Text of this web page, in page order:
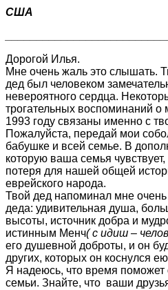
США
Дорогой Илья.
Мне очень жаль это слышать.
дед был человеком
невероятного сердца.
трогательных воспоминаний о
1993 году связаны именно с
Пожалуйста, передай мои
бабушке и всей семье. В
которую ваша семья
потеря для нашей общей
еврейского народа.
Твой дед напоминал мне
деда: удивительная душа,
высоты, источник добра и
истинным Менч( с идиш –
его душевной доброты, и он
других, которых он коснулся
Я надеюсь, что время поможет
семьи. Знайте, что ваши